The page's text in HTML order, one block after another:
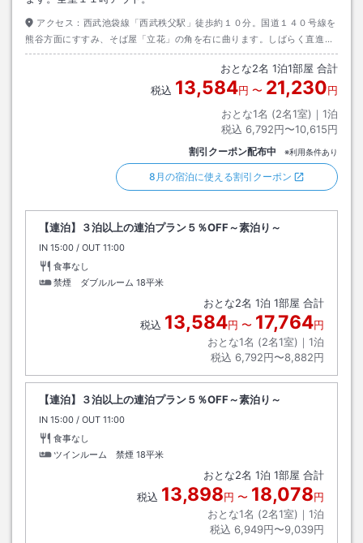
アクセス： 西武池袋線「西武秩父駅」徒歩約１０分。国道１４０号線を
熊谷方面にすすみ、そば屋「立花」の角を右に曲ります。しばらく直進す
ると看板がありますので、左に曲ります。
おとな2名 1泊1部屋 合計
税込 13,584円 〜 21,230円
おとな1名 (2名1室)｜ 1泊
税込 6,792円〜10,615円
割引クーポン配布中 ※利用条件あり
8月の宿泊に使える割引クーポン
【連泊】３泊以上の連泊プラン５％OFF～素泊り～
IN チェックイン
15:00 / OUT チェックアウト
11:00
食事なし
禁煙 ダブルルーム 18平米
おとな2名 1泊 1部屋 合計
税込 13,584円 〜 17,764円
おとな1名 (2名1室)｜ 1泊
税込 6,792円〜8,882円
【連泊】３泊以上の連泊プラン５％OFF～素泊り～
IN チェックイン
15:00 / OUT チェックアウト
11:00
食事なし
ツインルーム 禁煙 18平米
おとな2名 1泊 1部屋 合計
税込 13,898円 〜 18,078円
おとな1名 (2名1室)｜ 1泊
税込 6,949円〜9,039円